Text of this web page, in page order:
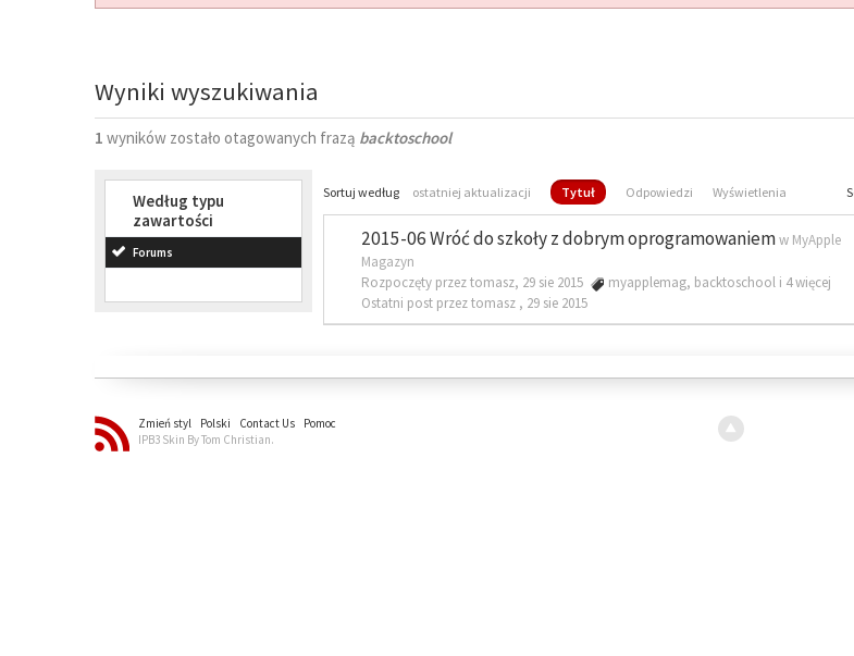
Wyniki wyszukiwania
1 wyników zostało otagowanych frazą backtoschool
Według typu
zawartości
Forums
Sortuj według ostatniej aktualizacji Tytuł Odpowiedzi Wyświetlenia
2015-06 Wróć do szkoły z dobrym oprogramowaniemw MyApple
Magazyn
Rozpoczęty przez tomasz, 29 sie 2015
myapplemag, backtoschool i 4 więcej
Ostatni post przez tomasz , 29 sie 2015
Zmień styl Polski Contact Us
Pomoc
IPB3 Skin By Tom Christian.